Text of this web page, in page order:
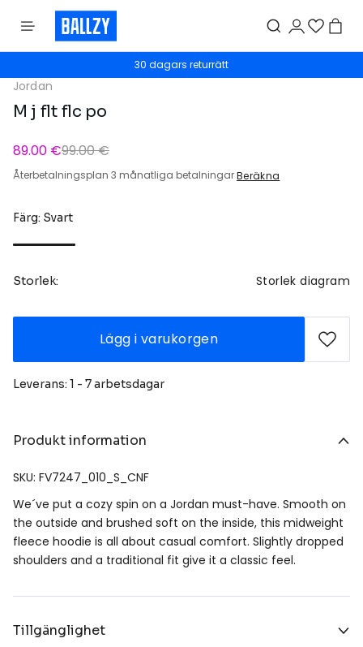
30 dagars returrätt
Jordan
M j flt flc po
89.00 €99.00 €
Återbetalningsplan 3 månatliga betalningarBeräkna
Färg: Svart
Storlek: Storlek diagram
Lägg i varukorgen
Leverans: 1 - 7 arbetsdagar
Produkt information
SKU: FV7247_010_S_CNF
We´ve put a cozy spin on a Jordan must-have. Smooth on
the outside and brushed soft on the inside, this midweight
fleece hoodie is all about casual comfort. Slightly dropped
shoulders and a traditional fit give it a classic feel.
Tillgänglighet